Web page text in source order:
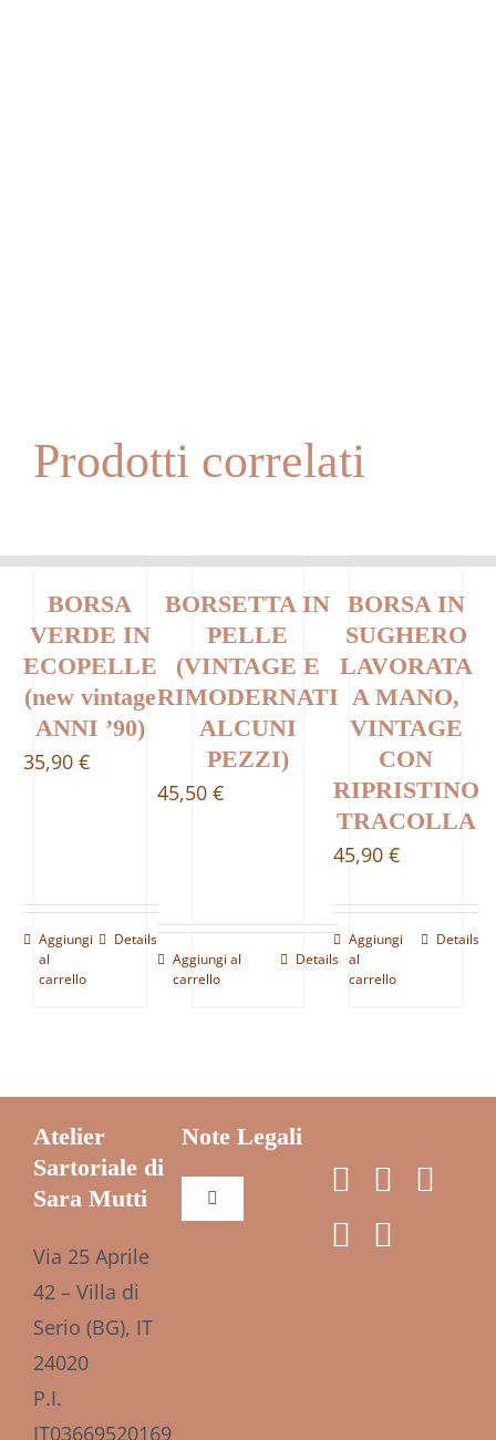
Prodotti correlati
BORSA
VERDE IN
ECOPELLE
(new vintage
ANNI ’90)
35,90 €
Aggiungi
al
carrello
Details
BORSETTA IN
PELLE
(VINTAGE E
RIMODERNATI
ALCUNI
PEZZI)
45,50 €
Aggiungi al
carrello
Details
BORSA IN
SUGHERO
LAVORATA
A MANO,
VINTAGE
CON
RIPRISTINO
TRACOLLA
45,90 €
Aggiungi
al
carrello
Details
Atelier
Sartoriale di
Sara Mutti
Via 25 Aprile
42 – Villa di
Serio (BG), IT
24020
P.I.
IT03669520169
Note Legali
Toggle